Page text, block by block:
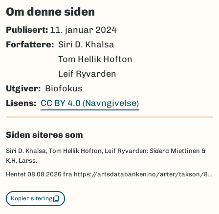
Om denne siden
Publisert: 11. januar 2024
Forfattere
Siri D. Khalsa
Tom Hellik Hofton
Leif Ryvarden
Utgiver
Biofokus
Lisens
CC BY 4.0 (Navngivelse)
Siden siteres som
Siri D. Khalsa, Tom Hellik Hofton, Leif Ryvarden: Sidera Miettinen &
K.H. Larss.
Hentet 08.08.2026 fra https://artsdatabanken.no/arter/takson/84963/beskrivelse
Kopier sitering